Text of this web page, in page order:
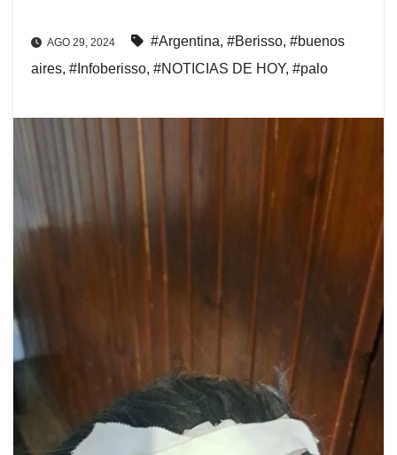
AGO 29, 2024 #Argentina, #Berisso, #buenos
aires, #Infoberisso, #NOTICIAS DE HOY, #palo